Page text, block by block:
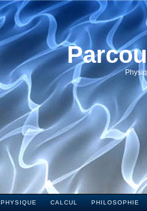
PHYSIQUE CALCUL PHILOSOPHIE